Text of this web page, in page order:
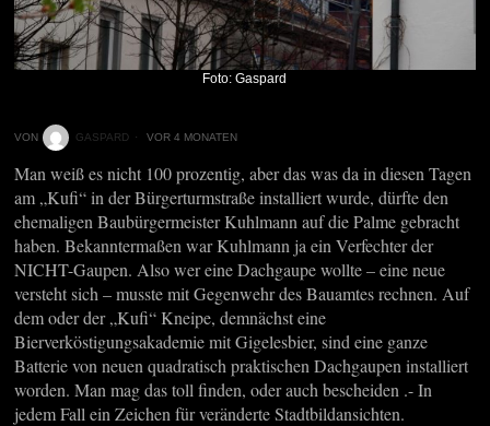
Foto: Gaspard
VON GASPARD VOR 4 MONATEN
Man weiß es nicht 100 prozentig, aber das was da in diesen Tagen
am „Kufi“ in der Bürgerturmstraße installiert wurde, dürfte den
ehemaligen Baubürgermeister Kuhlmann auf die Palme gebracht
haben. Bekanntermaßen war Kuhlmann ja ein Verfechter der
NICHT-Gaupen. Also wer eine Dachgaupe wollte – eine neue
versteht sich – musste mit Gegenwehr des Bauamtes rechnen. Auf
dem oder der „Kufi“ Kneipe, demnächst eine
Bierverköstigungsakademie mit Gigelesbier, sind eine ganze
Batterie von neuen quadratisch praktischen Dachgaupen installiert
worden. Man mag das toll finden, oder auch bescheiden .- In
jedem Fall ein Zeichen für veränderte Stadtbildansichten.